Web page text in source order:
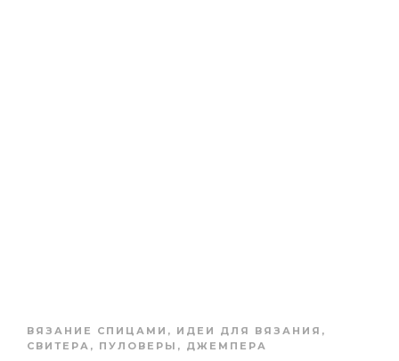
ВЯЗАНИЕ СПИЦАМИ , ИДЕИ ДЛЯ ВЯЗАНИЯ ,
СВИТЕРА, ПУЛОВЕРЫ, ДЖЕМПЕРА